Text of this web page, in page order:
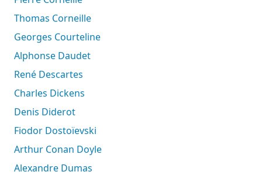
Thomas Corneille
Georges Courteline
Alphonse Daudet
René Descartes
Charles Dickens
Denis Diderot
Fiodor Dostoïevski
Arthur Conan Doyle
Alexandre Dumas